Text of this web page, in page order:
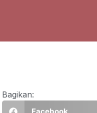
Bagikan: